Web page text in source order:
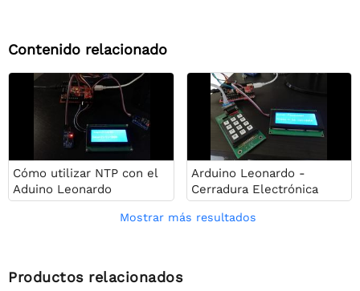
Contenido relacionado
Cómo utilizar NTP con el
Aduino Leonardo
Arduino Leonardo -
Cerradura Electrónica
Mostrar más resultados
Productos relacionados